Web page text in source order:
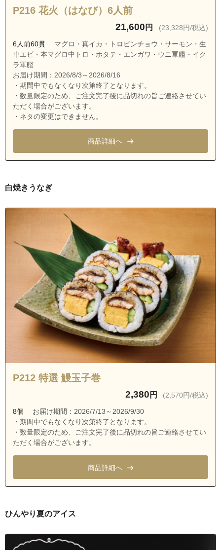
東京都八王子市暁町２丁目
東京都八王子市泉町
東京都八王子市犬目町
東京都八王子市梅坪町
東京都八王子市大横町
東京都八王子市加住町１丁目
東京都八王子市加住町２丁目
東京都八王子市左入町
東京都八王子市諏訪町
東京都八王子市大楽寺町
東京都八王子市高月町
東京都八王子市滝山町１丁目
東京都八王子市滝山町２丁目
東京都八王子市田町
東京都八王子市丹木町１丁目
東京都八王子市丹木町２丁目
東京都八王子市丹木町３丁目
東京都八王子市戸吹町
東京都八王子市中野上町３丁目
東京都八王子市中野上町４丁目
東京都八王子市中野山王１丁目
東京都八王子市中野山王２丁目
東京都八王子市中野町
東京都八王子市西寺方町
P216 花火（はなび）6人前
21,600 円 (23,328円/税込)
6人前60貫
マグロ・真イカ・トロビンチョウ・サーモン・生
車エビ・本マグロ中トロ・ホタテ・エンガワ・ウニ軍艦・イク
ラ軍艦
お届け期間：2026/8/3～2026/8/16
・期間中でもなくなり次第終了となります。
・数量限定のため、ご注文完了後に品切れの旨ご連絡させてい
ただく場合がございます。
・ネタの変更はできません。
商品詳細へ
白焼きうなぎ
P212 特選 鰻玉子巻
2,380 円 (2,570円/税込)
8個
お届け期間：2026/7/13～2026/9/30
・期間中でもなくなり次第終了となります。
・数量限定のため、ご注文完了後に品切れの旨ご連絡させてい
ただく場合がございます。
商品詳細へ
ひんやり夏のアイス